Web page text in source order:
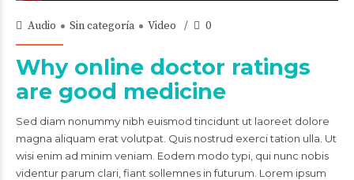
Audio Sin categoría Video 0
Why online doctor ratings
are good medicine
Sed diam nonummy nibh euismod tincidunt ut laoreet dolore
magna aliquam erat volutpat. Quis nostrud exerci tation ulla. Ut
wisi enim ad minim veniam. Eodem modo typi, qui nunc nobis
videntur parum clari, fiant sollemnes in futurum. Lorem ipsum